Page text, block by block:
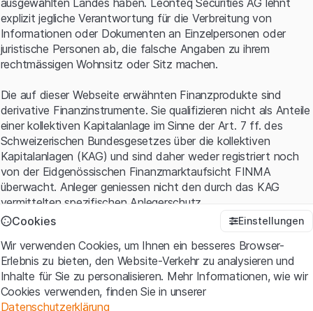
Gleichzeitig achten Investoren auf Aussagen zum
Ausblick für das nächste Quartal sowie auf mögliche
Auswirkungen neuer Exportbeschränkungen gegenüber
China.
gesamten KI-Sektor. Nach der starken Kursentwicklung
der vergangenen Monate dürfte vor allem entscheidend
sein, ob Nvidia die extrem hohen Erwartungen erneut
übertreffen kann.
Hebelprodukte
1-18 of 18
Entdecke weitere Hebelprodukte auf Nvidia
Noch Fragen? Wünschen Sie weitere Informationen? Wir
ausgewählten Landes haben. Leonteq Securities AG lehnt
explizit jegliche Verantwortung für die Verbreitung von
Informationen oder Dokumenten an Einzelpersonen oder
juristische Personen ab, die falsche Angaben zu ihrem
rechtmässigen Wohnsitz oder Sitz machen.
Die auf dieser Webseite erwähnten Finanzprodukte sind
derivative Finanzinstrumente. Sie qualifizieren nicht als Anteile
einer kollektiven Kapitalanlage im Sinne der Art. 7 ff. des
Schweizerischen Bundesgesetzes über die kollektiven
Kapitalanlagen (KAG) und sind daher weder registriert noch
von der Eidgenössischen Finanzmarktaufsicht FINMA
überwacht. Anleger geniessen nicht den durch das KAG
vermittelten spezifischen Anlegerschutz.
Mit dem Zugriff auf diese Website der Leonteq Securities AG
(die "Website") erklären Sie, dass Sie die rechtlichen
Informationen und die wichtigen Hinweise und
Nutzungsbedingungenverstanden haben und akzeptieren.
Cookies Einstellungen
Wir verwenden Cookies, um Ihnen ein besseres Browser-
Erlebnis zu bieten, den Website-Verkehr zu analysieren und
Inhalte für Sie zu personalisieren. Mehr Informationen, wie wir
Cookies verwenden, finden Sie in unserer
Datenschutzerklärung